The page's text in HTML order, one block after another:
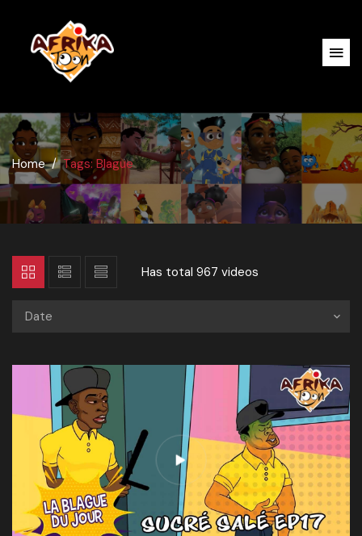
Home Tags: Blague
Has total 967 videos
Date